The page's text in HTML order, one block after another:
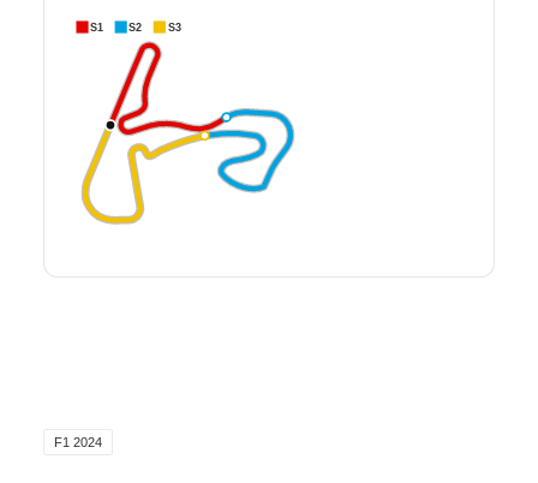
S1 S2 S3
F1 2024